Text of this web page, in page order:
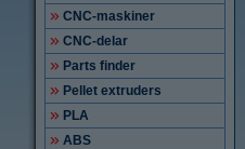
CNC-maskiner
CNC-delar
Parts finder
Pellet extruders
PLA
ABS